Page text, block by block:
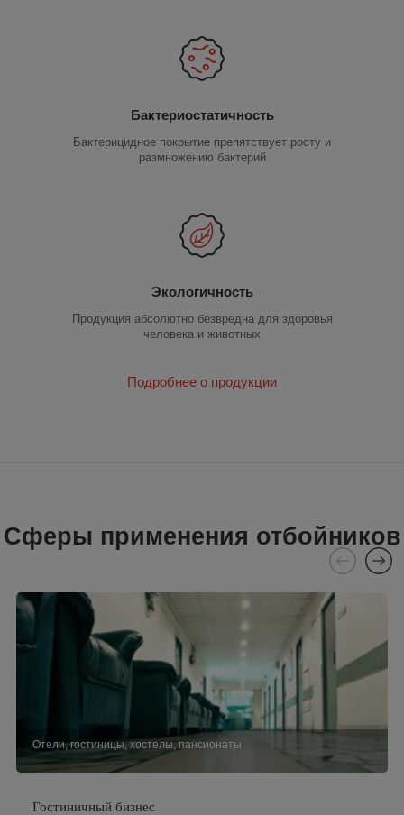
Бактериостатичность
Бактерицидное покрытие препятствует росту и
размножению бактерий
Экологичность
Продукция абсолютно безвредна для здоровья
человека и животных
Подробнее о продукции
Сферы применения отбойников
Отели, гостиницы, хостелы, пансионаты
Гостиничный бизнес